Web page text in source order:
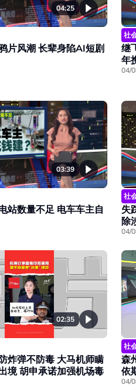
04:25
片风潮 长辈身陷AI短剧
社
继
年
04/
03:39
站数量不足 电车车主自
社
失
除
04/
02:35
炸弹不防毒 大马机师瞒
境 胡申承诺加强机场毒
社
森
依
04/